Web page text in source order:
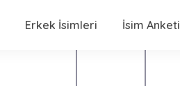
Erkek İsimleri İsim Anketi